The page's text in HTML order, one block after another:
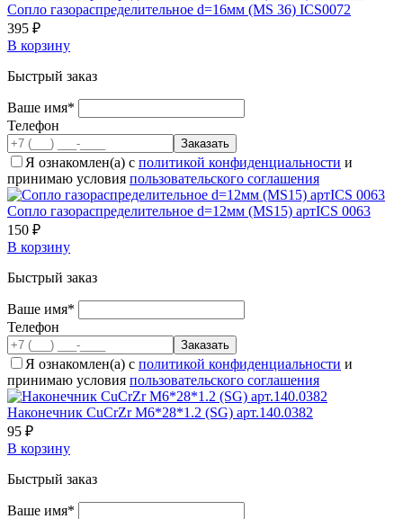
Сопло газораспределительное d=16мм (MS 36) ICS0072
395 ₽
В корзину
Быстрый заказ
Ваше имя*
Телефон
Я ознакомлен(а) с политикой конфиденциальности и
принимаю условия пользовательского соглашения
Сопло газораспределительное d=12мм (MS15) артICS 0063
150 ₽
В корзину
Быстрый заказ
Ваше имя*
Телефон
Я ознакомлен(а) с политикой конфиденциальности и
принимаю условия пользовательского соглашения
Наконечник CuCrZr М6*28*1.2 (SG) арт.140.0382
95 ₽
В корзину
Быстрый заказ
Ваше имя*